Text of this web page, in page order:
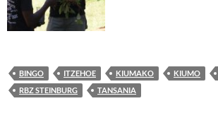
BINGO ITZEHOE KIUMAKO KIUMO
RBZ STEINBURG
TANSANIA